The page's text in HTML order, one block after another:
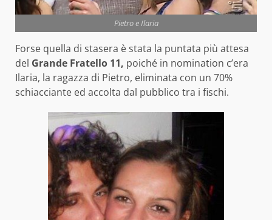
Pietro e Ilaria
Forse quella di stasera è stata la puntata più attesa
del Grande Fratello 11, poiché in nomination c’era
Ilaria, la ragazza di Pietro, eliminata con un 70%
schiacciante ed accolta dal pubblico tra i fischi.